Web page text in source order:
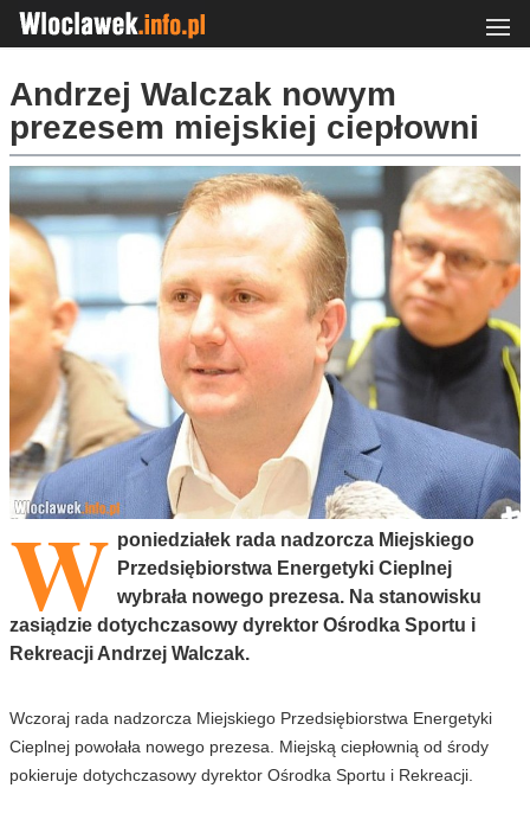
Andrzej Walczak nowym
prezesem miejskiej ciepłowni
W poniedziałek rada nadzorcza Miejskiego
Przedsiębiorstwa Energetyki Cieplnej
wybrała nowego prezesa. Na stanowisku
zasiądzie dotychczasowy dyrektor Ośrodka Sportu i
Rekreacji Andrzej Walczak.
Wczoraj rada nadzorcza Miejskiego Przedsiębiorstwa Energetyki
Cieplnej powołała nowego prezesa. Miejską ciepłownią od środy
pokieruje dotychczasowy dyrektor Ośrodka Sportu i Rekreacji.